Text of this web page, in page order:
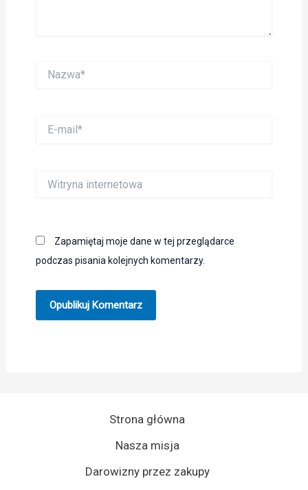
mail*
internetowa
Zapamiętaj moje dane w tej przeglądarce
podczas pisania kolejnych komentarzy.
Strona główna
Nasza misja
Darowizny przez zakupy